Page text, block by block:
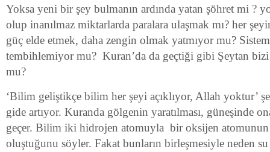
Yoksa yeni bir şey bulmanın ardında yatan şöhret mi ?
olup inanılmaz miktarlarda paralara ulaşmak mı? her
güç elde etmek, daha zengin olmak yatmıyor mu?
tembihlemiyor mu? Kuran’da da geçtiği gibi Şeytan
mu?
‘Bilim geliştikçe bilim her şeyi açıklıyor, Allah yoktur’
gide artıyor. Kuranda gölgenin yaratılması, güneşinde
geçer. Bilim iki hidrojen atomuyla bir oksijen
oluştuğunu söyler. Fakat bunların birleşmesiyle neden